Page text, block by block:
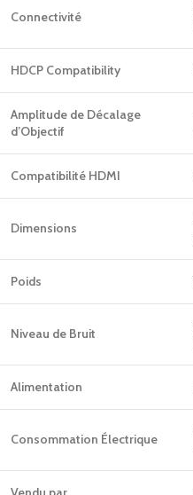
Connectivité
HDCP Compatibility
Amplitude de Décalage
d’Objectif
Compatibilité HDMI
Dimensions
Poids
Niveau de Bruit
Alimentation
Consommation Électrique